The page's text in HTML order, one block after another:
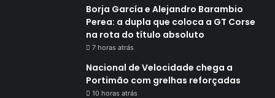
Borja García e Alejandro Barambio
Perea: a dupla que coloca a GT Corse
na rota do título absoluto
7 horas atrás
Nacional de Velocidade chega a
Portimão com grelhas reforçadas
10 horas atrás